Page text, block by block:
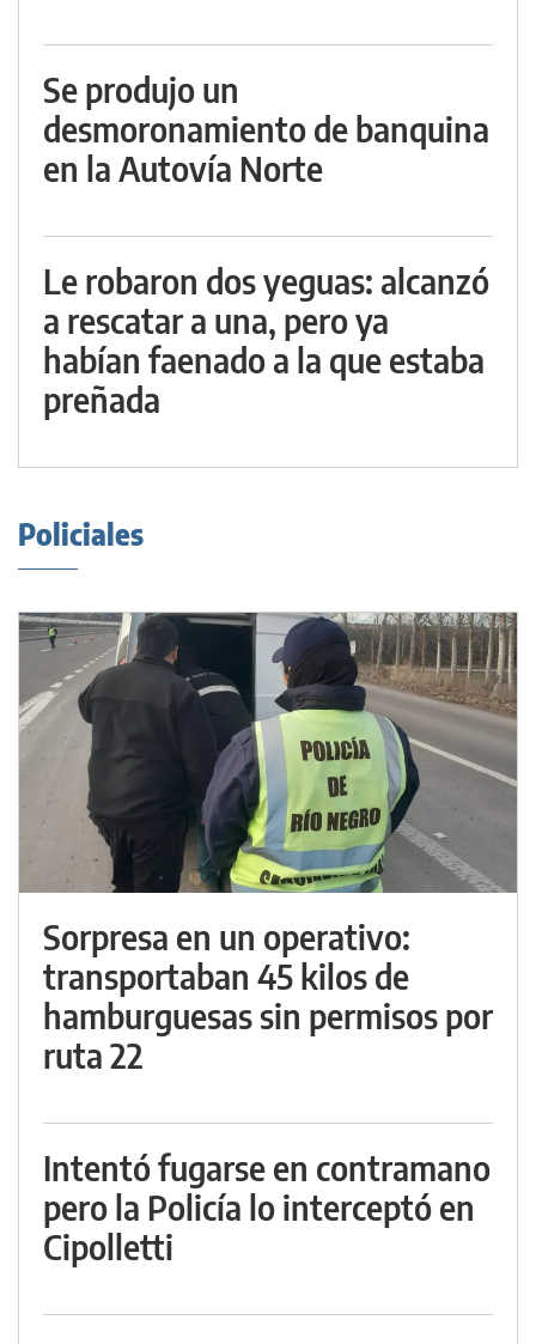
Se produjo un
desmoronamiento de banquina
en la Autovía Norte
Le robaron dos yeguas: alcanzó
a rescatar a una, pero ya
habían faenado a la que estaba
preñada
Policiales
Sorpresa en un operativo:
transportaban 45 kilos de
hamburguesas sin permisos por
ruta 22
Intentó fugarse en contramano
pero la Policía lo interceptó en
Cipolletti